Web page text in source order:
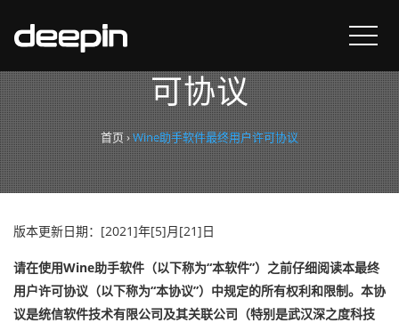
Wine助手软件最终用户许
可协议
首页›Wine助手软件最终用户许可协议
版本更新日期：[2021]年[5]月[21]日
请在使用Wine助手软件（以下称为“本软件”）之前仔细阅读本最终
用户许可协议（以下称为“本协议”）中规定的所有权利和限制。本协
议是统信软件技术有限公司及其关联公司（特别是武汉深之度科技